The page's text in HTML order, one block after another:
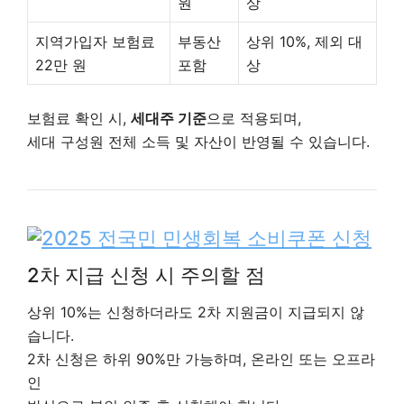
지역가입자 보험료
22만 원
부동산
포함
상위 10%, 제외 대
상
보험료 확인 시, 세대주 기준으로 적용되며,
세대 구성원 전체 소득 및 자산이 반영될 수 있습니다.
2차 지급 신청 시 주의할 점
상위 10%는 신청하더라도 2차 지원금이 지급되지 않
습니다.
2차 신청은 하위 90%만 가능하며, 온라인 또는 오프라
인